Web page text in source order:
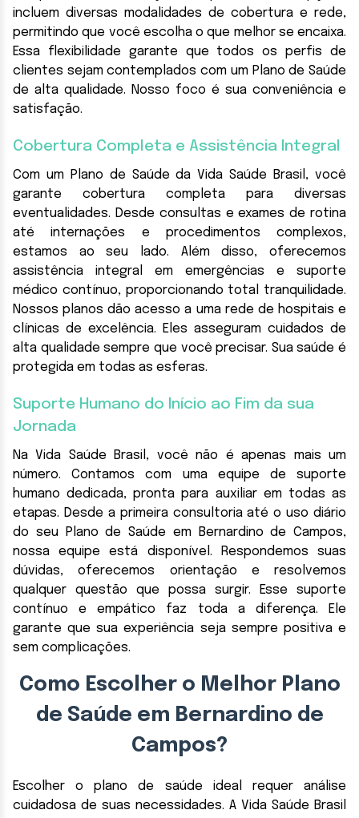
incluem diversas modalidades de cobertura e rede,
permitindo que você escolha o que melhor se encaixa.
Essa flexibilidade garante que todos os perfis de
clientes sejam contemplados com um Plano de Saúde
de alta qualidade. Nosso foco é sua conveniência e
satisfação.
Cobertura Completa e Assistência Integral
Com um Plano de Saúde da Vida Saúde Brasil, você
garante cobertura completa para diversas
eventualidades. Desde consultas e exames de rotina
até internações e procedimentos complexos,
estamos ao seu lado. Além disso, oferecemos
assistência integral em emergências e suporte
médico contínuo, proporcionando total tranquilidade.
Nossos planos dão acesso a uma rede de hospitais e
clínicas de excelência. Eles asseguram cuidados de
alta qualidade sempre que você precisar. Sua saúde é
protegida em todas as esferas.
Suporte Humano do Início ao Fim da sua
Jornada
Na Vida Saúde Brasil, você não é apenas mais um
número. Contamos com uma equipe de suporte
humano dedicada, pronta para auxiliar em todas as
etapas. Desde a primeira consultoria até o uso diário
do seu Plano de Saúde em Bernardino de Campos,
nossa equipe está disponível. Respondemos suas
dúvidas, oferecemos orientação e resolvemos
qualquer questão que possa surgir. Esse suporte
contínuo e empático faz toda a diferença. Ele
garante que sua experiência seja sempre positiva e
sem complicações.
Como Escolher o Melhor Plano
de Saúde em Bernardino de
Campos?
Escolher o plano de saúde ideal requer análise
cuidadosa de suas necessidades. A Vida Saúde Brasil